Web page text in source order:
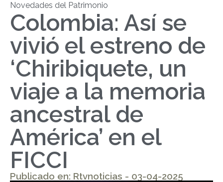
Novedades del Patrimonio
Colombia: Así se
vivió el estreno de
‘Chiribiquete, un
viaje a la memoria
ancestral de
América’ en el
FICCI
Publicado en: Rtvnoticias - 03-04-2025